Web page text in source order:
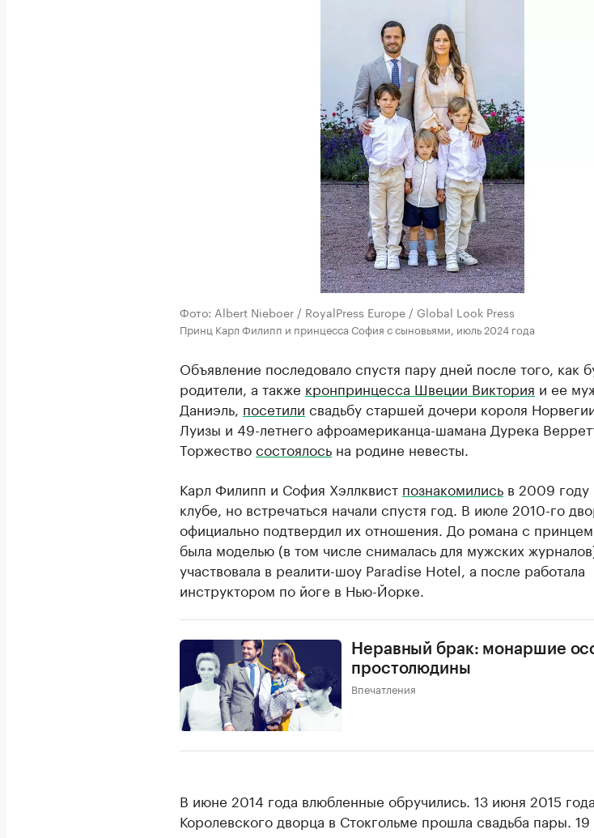
Фото: Albert Nieboer / RoyalPress Europe / Global Look Press
Принц Карл Филипп и принцесса София с сыновьями, июль 2024 года
Объявление последовало спустя пару дней после того, как
родители, а также кронпринцесса Швеции Виктория и ее
Даниэль, посетили свадьбу старшей дочери короля
Луизы и 49-летнего афроамериканца-шамана Дурека
Торжествосостоялось на родине невесты.
Карл Филипп и София Хэллквист познакомились в 2009 году
клубе, но встречаться начали спустя год. В июле 2010-го
официально подтвердил их отношения. До романа с
была моделью (в том числе снималась для мужских
участвовала в реалити-шоу Paradise Hotel, а после работала
инструктором по йоге в Нью-Йорке.
​Неравный брак: монаршие
простолюдины
Впечатления
В июне 2014 года влюбленные обручились. 13 июня 2015
Королевского дворца в Стокгольме прошла свадьба пары. 19